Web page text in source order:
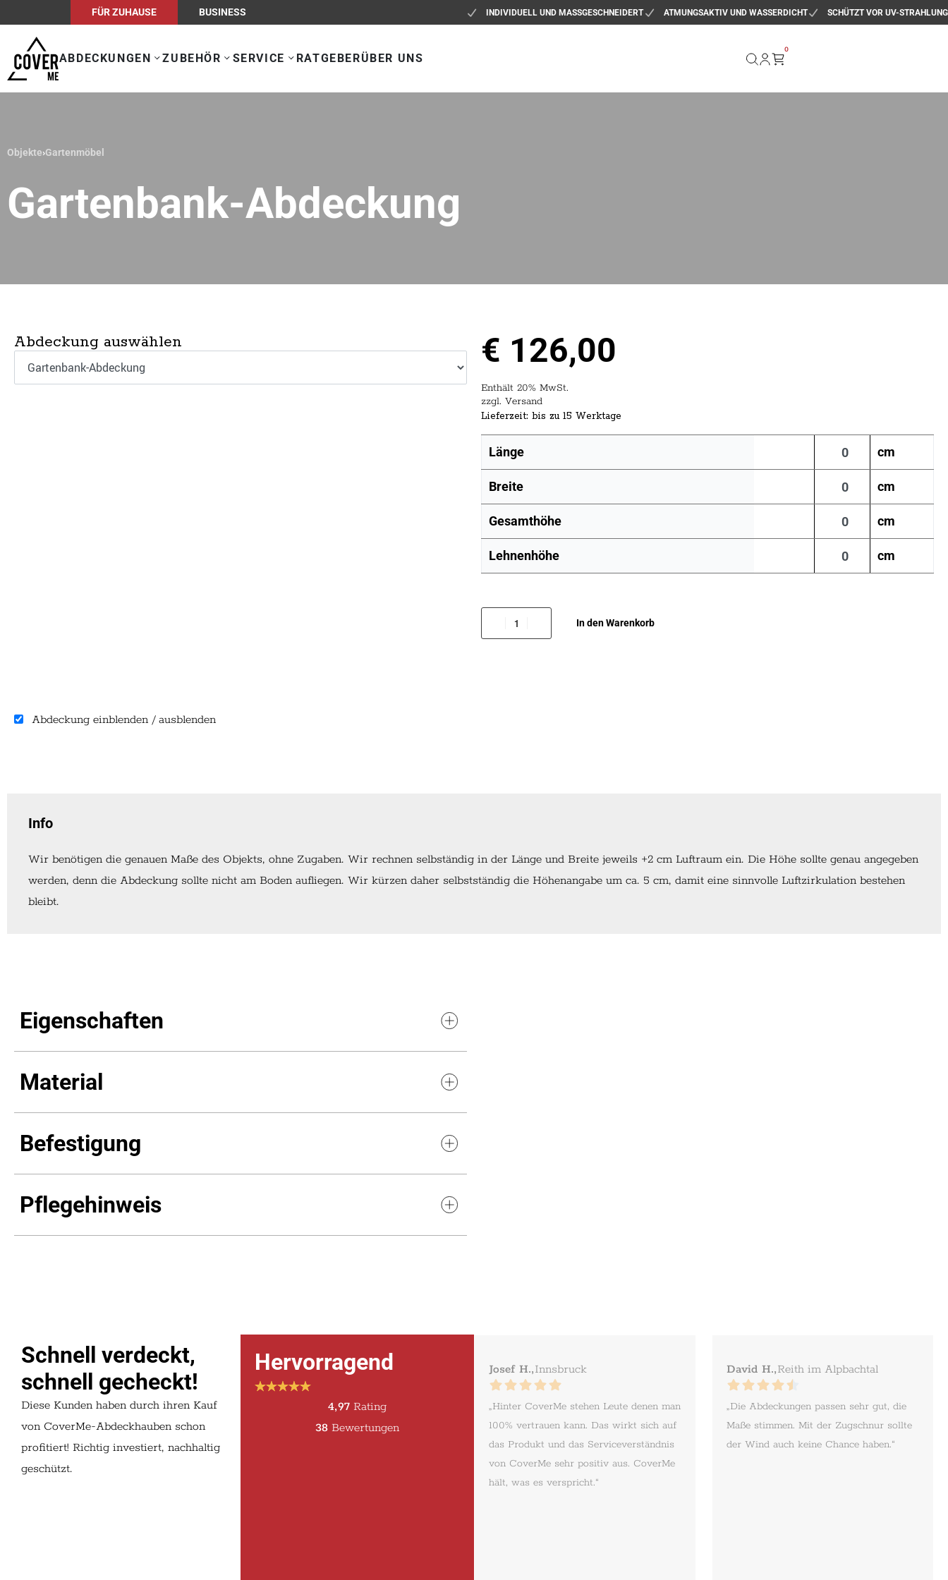
FÜR ZUHAUSE BUSINESS INDIVIDUELL UND MASSGESCHNEIDERT ATMUNGSAKTIV UND WASSERDICHT SCHÜTZT VOR UV-STRAHLUNG
ABDECKUNGEN ZUBEHÖR SERVICE RATGEBERÜBER UNS
0
Objekte›Gartenmöbel
Gartenbank-Abdeckung
Abdeckung auswählen
Abdeckung einblenden / ausblenden
€ 126,00
Enthält 20% MwSt.
zzgl. Versand
Lieferzeit: bis zu 15 Werktage
Länge cm
Breite cm
Gesamthöhe cm
Lehnenhöhe cm
In den Warenkorb
Info
Wir benötigen die genauen Maße des Objekts, ohne Zugaben. Wir rechnen selbständig in der Länge und Breite jeweils +2 cm Luftraum ein. Die Höhe sollte genau angegeben
werden, denn die Abdeckung sollte nicht am Boden aufliegen. Wir kürzen daher selbstständig die Höhenangabe um ca. 5 cm, damit eine sinnvolle Luftzirkulation bestehen
bleibt.
Eigenschaften
Material
Befestigung
Pflegehinweis
Schnell verdeckt,
schnell gecheckt!
Diese Kunden haben durch ihren Kauf
von CoverMe-Abdeckhauben schon
profitiert! Richtig investiert, nachhaltig
geschützt.
Hervorragend
4,97Rating
38Bewertungen
Josef H.,Innsbruck
„Hinter CoverMe stehen Leute denen man
100% vertrauen kann. Das wirkt sich auf
das Produkt und das Serviceverständnis
von CoverMe sehr positiv aus. CoverMe
hält, was es verspricht.“
David H.,Reith im Alpbachtal
„Die Abdeckungen passen sehr gut, die
Maße stimmen. Mit der Zugschnur sollte
der Wind auch keine Chance haben.“